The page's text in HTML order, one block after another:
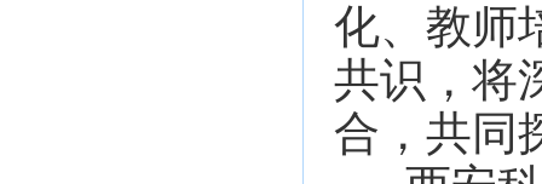
化、教师
共识，将
合，共同